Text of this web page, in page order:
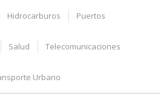
Hidrocarburos Puertos
Salud Telecomunicaciones
Urbano